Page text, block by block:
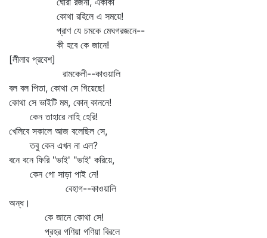
কোথা রহিলে এ সময়ে!
প্রাণ যে চমকে মেঘগরজনে--
কী হবে কে জানে!
[লীলার প্রবেশ]
রামকেলী--কাওয়ালি
বল বল পিতা, কোথা সে গিয়েছে!
কোথা সে ভাইটি মম, কোন্‌ কাননে!
কেন তাহারে নাহি হেরি!
খেলিবে সকালে আজ বলেছিল সে,
তবু কেন এখন না এল?
বনে বনে ফিরি "ভাই' "ভাই' করিয়ে,
কেন গো সাড়া পাই নে!
বেহাগ--কাওয়ালি
অন্ধ।
কে জানে কোথা সে!
প্রহর গণিয়া গণিয়া বিরলে